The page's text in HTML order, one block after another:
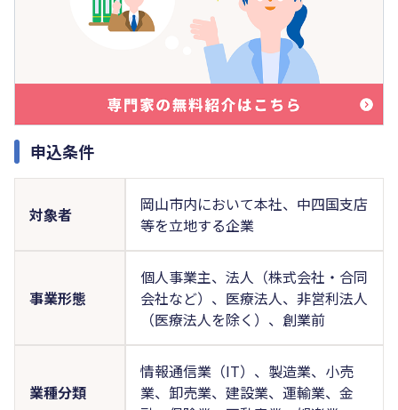
申込条件
対象者
岡山市内において本社、中四国支店
等を立地する企業
事業形態
個人事業主、法人（株式会社・合同
会社など）、医療法人、非営利法人
（医療法人を除く）、創業前
業種分類
情報通信業（IT）、製造業、小売
業、卸売業、建設業、運輸業、金